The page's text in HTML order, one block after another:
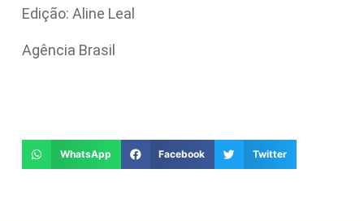
Edição: Aline Leal
Agência Brasil
WhatsApp Facebook Twitter